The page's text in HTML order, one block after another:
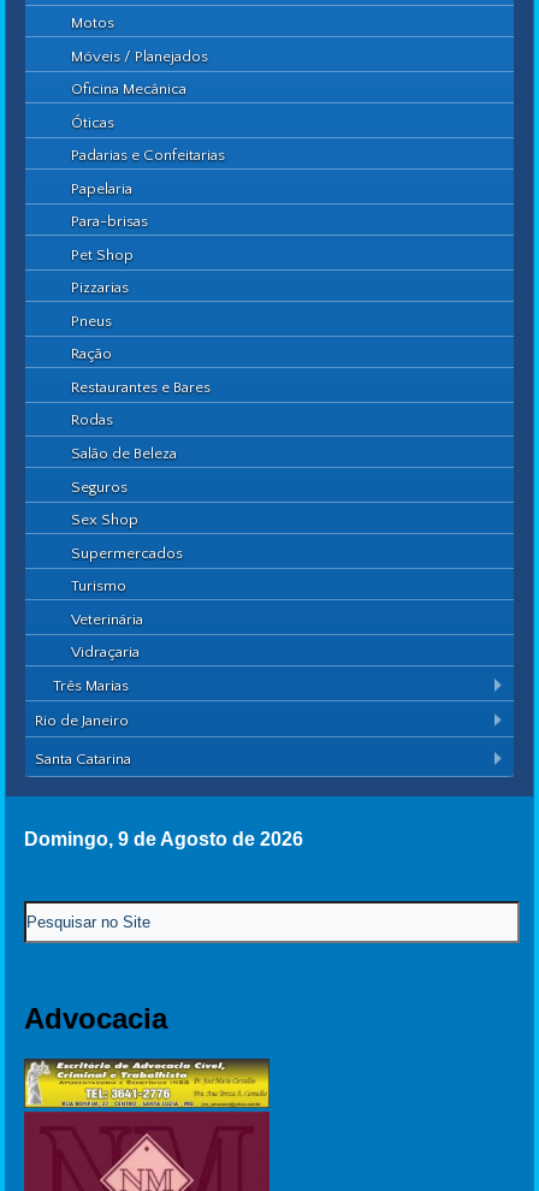
Motos
Móveis / Planejados
Oficina Mecânica
Óticas
Padarias e Confeitarias
Papelaria
Para-brisas
Pet Shop
Pizzarias
Pneus
Ração
Restaurantes e Bares
Rodas
Salão de Beleza
Seguros
Sex Shop
Supermercados
Turismo
Veterinária
Vidraçaria
Três Marias
Rio de Janeiro
Santa Catarina
Domingo, 9 de Agosto de 2026
Advocacia